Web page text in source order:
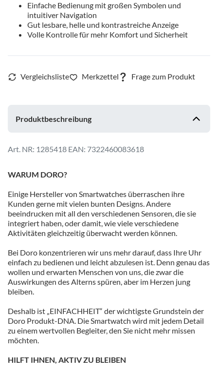
Einfache Bedienung mit großen Symbolen und
intuitiver Navigation
Gut lesbare, helle und kontrastreiche Anzeige
Volle Kontrolle für mehr Komfort und Sicherheit
Produktbeschreibung
1285418 EAN: 7322460083618
WARUM DORO?
Einige Hersteller von Smartwatches überraschen ihre
Kunden gerne mit vielen bunten Designs. Andere
beeindrucken mit all den verschiedenen Sensoren, die sie
integriert haben, oder damit, wie viele verschiedene
Aktivitäten gleichzeitig überwacht werden können.
Bei Doro konzentrieren wir uns mehr darauf, dass Ihre Uhr
einfach zu bedienen und leicht abzulesen ist. Denn genau das
wollen und erwarten Menschen von uns, die zwar die
Auswirkungen des Alterns spüren, aber im Herzen jung
bleiben.
Deshalb ist „EINFACHHEIT“ der wichtigste Grundstein der
Doro Produkt-DNA. Die Smartwatch wird mit jedem Detail
zu einem wertvollen Begleiter, den Sie nicht mehr missen
möchten.
HILFT IHNEN, AKTIV ZU BLEIBEN